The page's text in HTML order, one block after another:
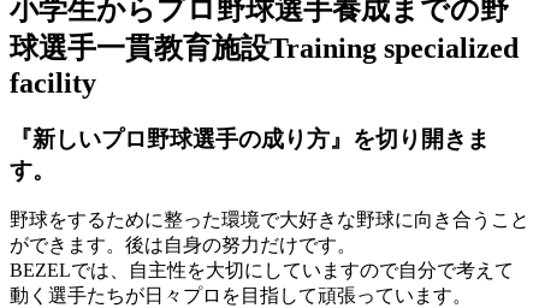
小学生からプロ野球選手養成までの野
球選手一貫教育施設Training specialized
facility
『新しいプロ野球選手の成り方』を切り開きま
す。
野球をするために整った環境で大好きな野球に向き合うこと
ができます。後は自身の努力だけです。
BEZELでは、自主性を大切にしていますので自分で考えて
動く選手たちが日々プロを目指して頑張っています。